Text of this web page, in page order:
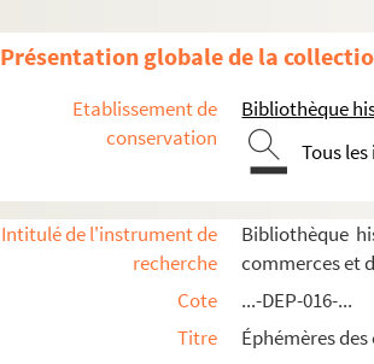
Présentation globale de la
Etablissement de
conservation
Bibliothèque
Tous
Intitulé de l'instrument de
recherche
Bibliothèque
commerces et
Cote
...-DEP-016-...
Titre
Éphémères
8e arrondissement
10e arrondissement
11e arrondissement
13e arrondissement
14e arrondissement
15e arrondissement
16e arrondissement